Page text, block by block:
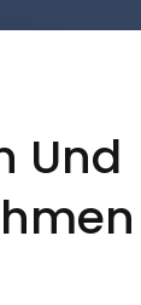
Und